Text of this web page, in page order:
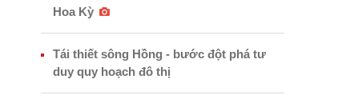
Hoa Kỳ
Tái thiết sông Hồng - bước đột phá tư
duy quy hoạch đô thị